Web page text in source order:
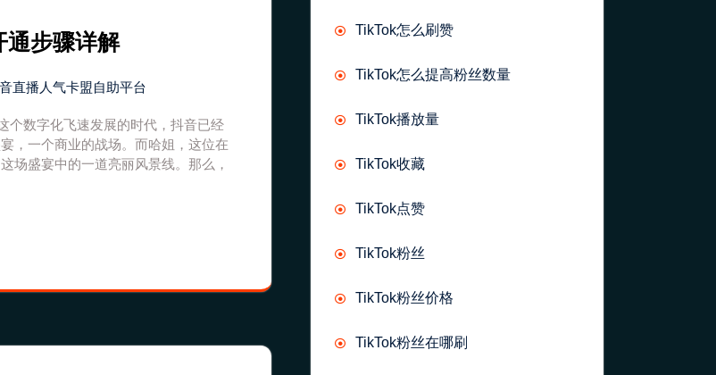
通步骤详解
直播人气卡盟自助平台
个数字化飞速发展的时代，抖音已经
，一个商业的战场。而哈姐，这位在
场盛宴中的一道亮丽风景线。那么，
TikTok怎么刷赞
TikTok怎么提高粉丝数量
TikTok播放量
TikTok收藏
TikTok点赞
TikTok粉丝
TikTok粉丝价格
TikTok粉丝在哪刷